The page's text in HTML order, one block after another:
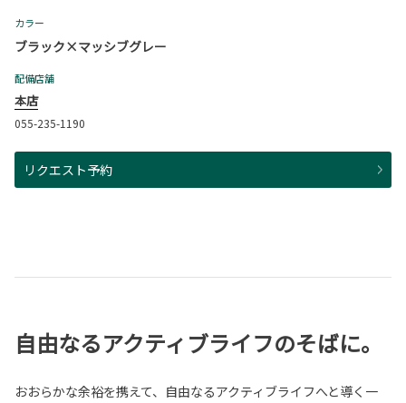
カラー
ブラック×マッシブグレー
配備店舗
本店
055-235-1190
リクエスト予約
自由なるアクティブライフのそばに。
おおらかな余裕を携えて、自由なるアクティブライフへと導く一